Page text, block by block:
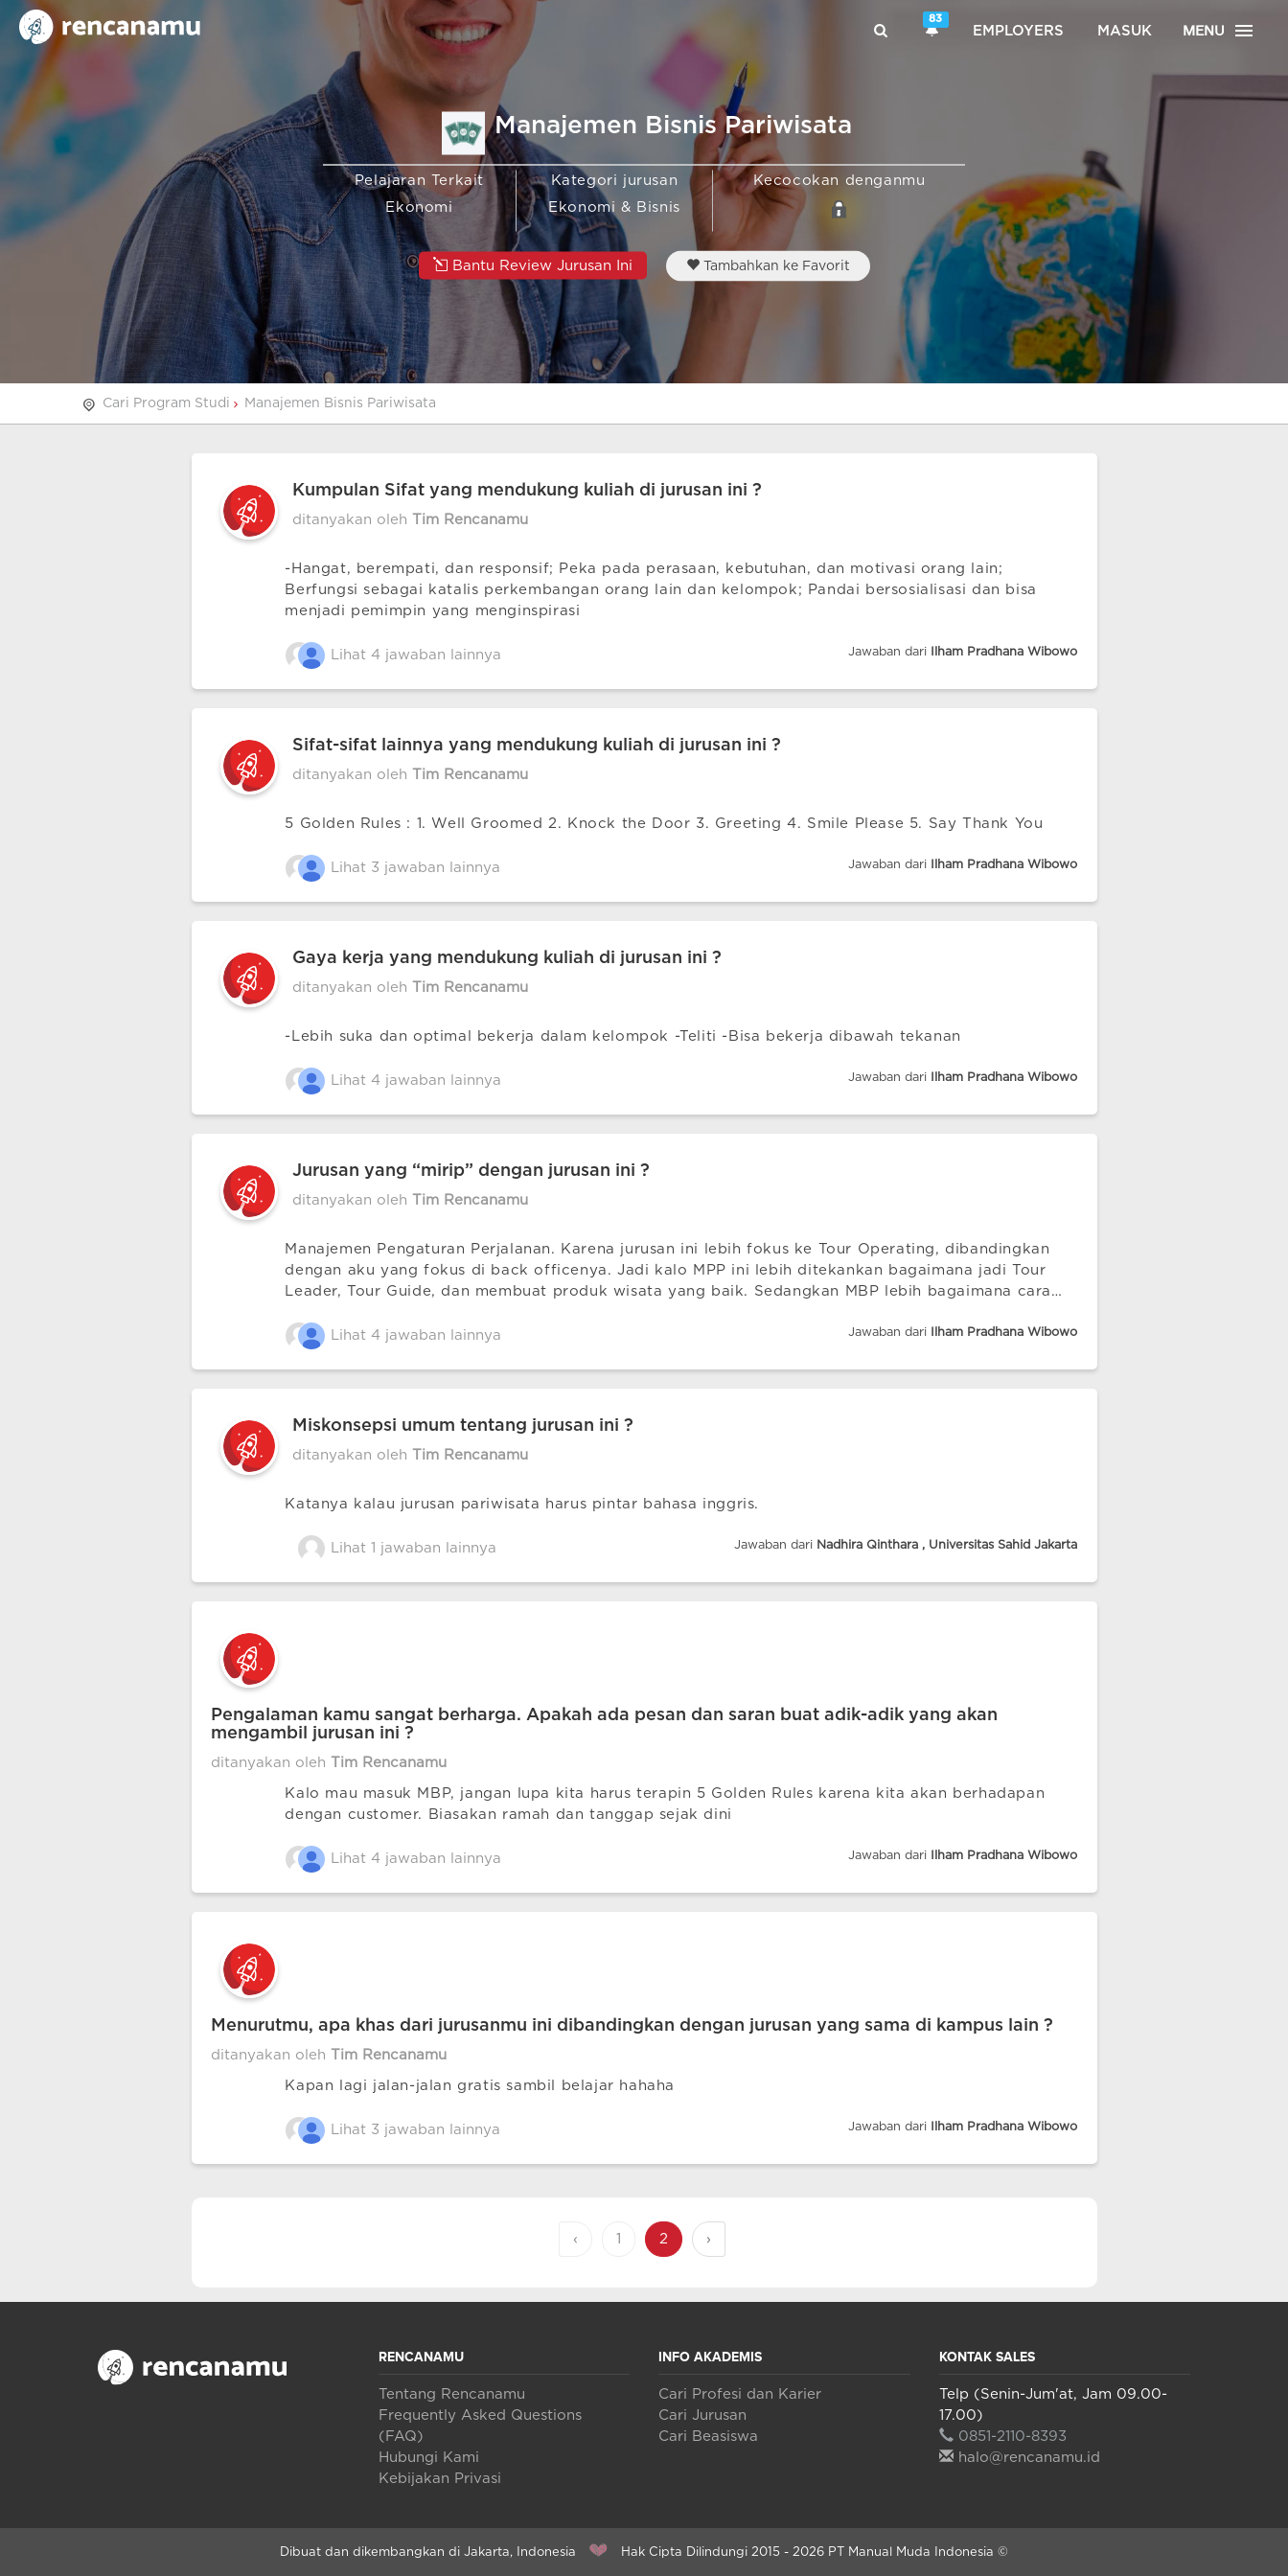
83
EMPLOYERS MASUK MENU
Manajemen Bisnis Pariwisata
Pelajaran Terkait
Ekonomi
Kategori jurusan
Ekonomi & Bisnis
Kecocokan denganmu
Bantu Review Jurusan Ini Tambahkan ke Favorit
Cari Program Studi Manajemen Bisnis Pariwisata
Kumpulan Sifat yang mendukung kuliah di jurusan ini ?
ditanyakan oleh Tim Rencanamu
-Hangat, berempati, dan responsif; Peka pada perasaan, kebutuhan, dan motivasi orang lain;
Berfungsi sebagai katalis perkembangan orang lain dan kelompok; Pandai bersosialisasi dan bisa
menjadi pemimpin yang menginspirasi
Lihat 4 jawaban lainnya Jawaban dari Ilham Pradhana Wibowo
Sifat-sifat lainnya yang mendukung kuliah di jurusan ini ?
ditanyakan oleh Tim Rencanamu
5 Golden Rules : 1. Well Groomed 2. Knock the Door 3. Greeting 4. Smile Please 5. Say Thank You
Lihat 3 jawaban lainnya Jawaban dari Ilham Pradhana Wibowo
Gaya kerja yang mendukung kuliah di jurusan ini ?
ditanyakan oleh Tim Rencanamu
-Lebih suka dan optimal bekerja dalam kelompok -Teliti -Bisa bekerja dibawah tekanan
Lihat 4 jawaban lainnya Jawaban dari Ilham Pradhana Wibowo
Jurusan yang “mirip” dengan jurusan ini ?
ditanyakan oleh Tim Rencanamu
Manajemen Pengaturan Perjalanan. Karena jurusan ini lebih fokus ke Tour Operating, dibandingkan
dengan aku yang fokus di back officenya. Jadi kalo MPP ini lebih ditekankan bagaimana jadi Tour
Leader, Tour Guide, dan membuat produk wisata yang baik. Sedangkan MBP lebih bagaimana cara
Lihat 4 jawaban lainnya
Jawaban dari Ilham Pradhana Wibowo
Miskonsepsi umum tentang jurusan ini ?
ditanyakan oleh Tim Rencanamu
Katanya kalau jurusan pariwisata harus pintar bahasa inggris.
Lihat 1 jawaban lainnya Jawaban dari Nadhira Qinthara , Universitas Sahid Jakarta
Pengalaman kamu sangat berharga. Apakah ada pesan dan saran buat adik-adik yang akan
mengambil jurusan ini ?
ditanyakan oleh Tim Rencanamu
Kalo mau masuk MBP, jangan lupa kita harus terapin 5 Golden Rules karena kita akan berhadapan
dengan customer. Biasakan ramah dan tanggap sejak dini
Lihat 4 jawaban lainnya Jawaban dari Ilham Pradhana Wibowo
Menurutmu, apa khas dari jurusanmu ini dibandingkan dengan jurusan yang sama di kampus lain ?
ditanyakan oleh Tim Rencanamu
Kapan lagi jalan-jalan gratis sambil belajar hahaha
Lihat 3 jawaban lainnya Jawaban dari Ilham Pradhana Wibowo
‹ 1 2 ›
RENCANAMU
Tentang Rencanamu
Frequently Asked Questions
(FAQ)
Hubungi Kami
Kebijakan Privasi
INFO AKADEMIS
Cari Profesi dan Karier
Cari Jurusan
Cari Beasiswa
KONTAK SALES
Telp (Senin-Jum'at, Jam 09.00-
17.00)
0851-2110-8393
halo@rencanamu.id
Dibuat dan dikembangkan di Jakarta, Indonesia Hak Cipta Dilindungi 2015 - 2026 PT Manual Muda Indonesia ©